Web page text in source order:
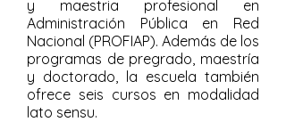
y maestria profesional en
Administración Pública en Red
Nacional (PROFIAP). Además de los
programas de pregrado, maestría
y doctorado, la escuela también
ofrece seis cursos en modalidad
lato sensu.